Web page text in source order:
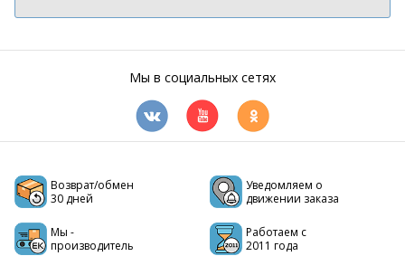
Мы в социальных сетях
Возврат/обмен
30 дней
Уведомляем о
движении заказа
Мы -
производитель
Работаем с
2011 года